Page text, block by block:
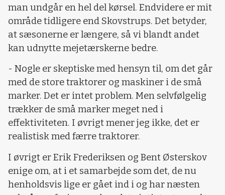
man undgår en hel del kørsel. Endvidere er mit
område tidligere end Skovstrups. Det betyder,
at sæsonerne er længere, så vi blandt andet
kan udnytte mejetærskerne bedre.
- Nogle er skeptiske med hensyn til, om det går
med de store traktorer og maskiner i de små
marker. Det er intet problem. Men selvfølgelig
trækker de små marker meget ned i
effektiviteten. I øvrigt mener jeg ikke, det er
realistisk med færre traktorer.
I øvrigt er Erik Frederiksen og Bent Østerskov
enige om, at i et samarbejde som det, de nu
henholdsvis lige er gået ind i og har næsten